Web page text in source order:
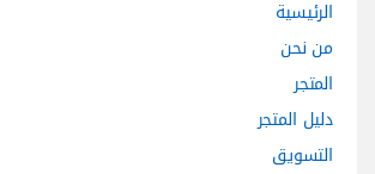
الرئيسية
من نحن
المتجر
دليل المتجر
التسويق